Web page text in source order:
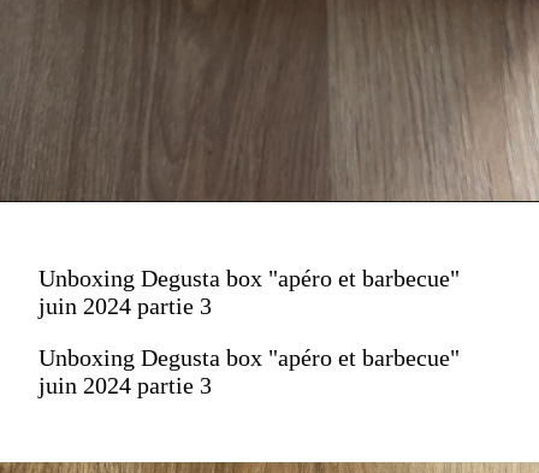
Unboxing Degusta box "apéro et barbecue"
juin 2024 partie 3
Unboxing Degusta box "apéro et barbecue"
juin 2024 partie 3